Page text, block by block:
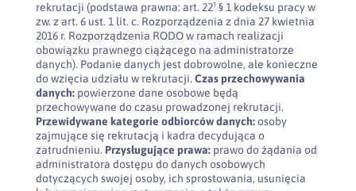
rekrutacji (podstawa prawna: art. 22¹ § 1 kodeksu pracy w
zw. z art. 6 ust. 1 lit. c. Rozporządzenia z dnia 27 kwietnia
2016 r. Rozporządzenia RODO w ramach realizacji
obowiązku prawnego ciążącego na administratorze
danych). Podanie danych jest dobrowolne, ale konieczne
do wzięcia udziału w rekrutacji. Czas przechowywania
danych:powierzone dane osobowe będą
przechowywane do czasu prowadzonej rekrutacji.
Przewidywane kategorie odbiorców danych:osoby
zajmujące się rekrutacją i kadra decydująca o
zatrudnieniu. Przysługujące prawa:prawo do żądania od
administratora dostępu do danych osobowych
dotyczących swojej osoby, ich sprostowania, usunięcia